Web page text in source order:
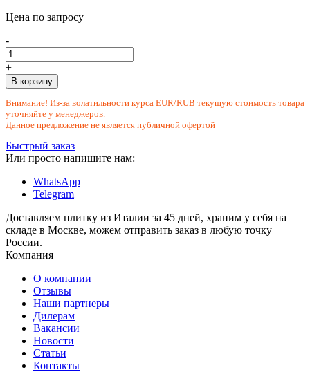
Цена по запросу
-
+
В корзину
Внимание! Из-за волатильности курса EUR/RUB текущую стоимость товара
уточняйте у менеджеров.
Данное предложение не является публичной офертой
Быстрый заказ
Или просто напишите нам:
WhatsApp
Telegram
Доставляем плитку из Италии за 45 дней, храним у себя на
складе в Москве, можем отправить заказ в любую точку
России.
Компания
О компании
Отзывы
Наши партнеры
Дилерам
Вакансии
Новости
Статьи
Контакты